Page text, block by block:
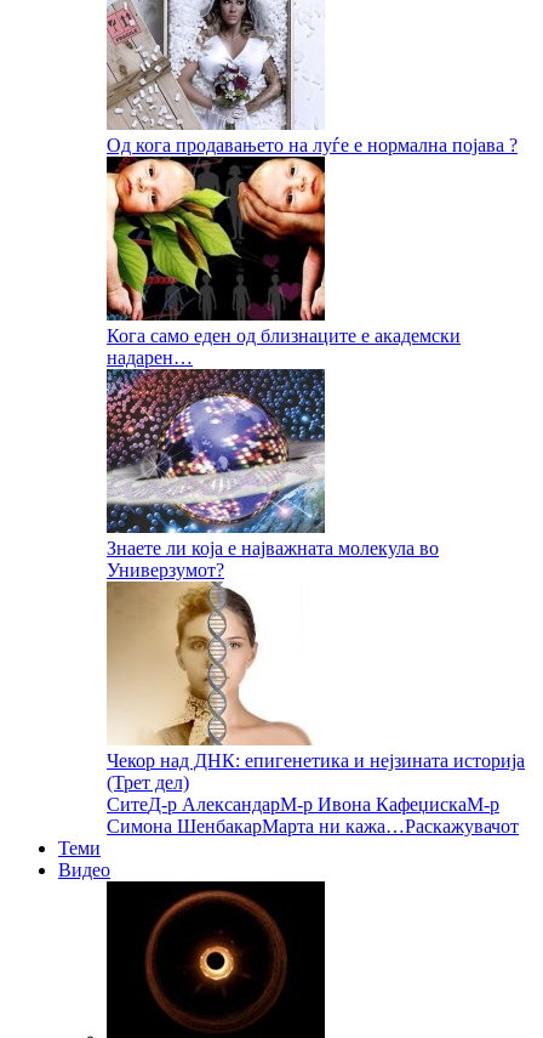
Од кога продавањето на луѓе е нормална појава ?
Кога само еден од близнаците е академски
надарен…
Знаете ли која е најважната молекула во
Универзумот?
Чекор над ДНК: епигенетика и нејзината историја
(Трет дел)
СитеД-р АлександарМ-р Ивона КафеџискаМ-р
Симона ШенбакарМарта ни кажа…Раскажувачот
Теми
Видео